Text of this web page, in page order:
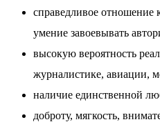
справедливое отношение
умение завоевывать
высокую вероятность
журналистике, авиации,
наличие единственной
доброту, мягкость,